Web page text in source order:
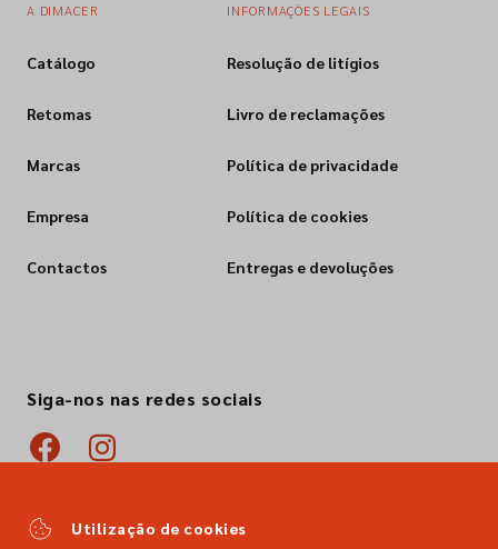
A DIMACER
Catálogo
Retomas
Marcas
Empresa
Contactos
INFORMAÇÕES LEGAIS
Resolução de litígios
Livro de reclamações
Política de privacidade
Política de cookies
Entregas e devoluções
Siga-nos nas redes sociais
Utilização de cookies